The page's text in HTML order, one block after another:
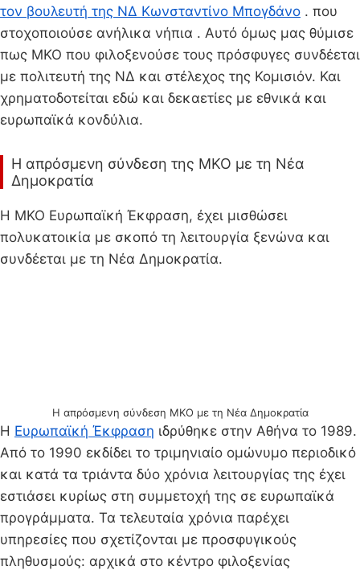
τον βουλευτή της ΝΔ Κωνσταντίνο Μπογδάνο . που
στοχοποιούσε ανήλικα νήπια . Αυτό όμως μας θύμισε
πως ΜΚΟ που φιλοξενούσε τους πρόσφυγες συνδέεται
με πολιτευτή της ΝΔ και στέλεχος της Κομισιόν. Και
χρηματοδοτείται εδώ και δεκαετίες με εθνικά και
ευρωπαϊκά κονδύλια.
Η απρόσμενη σύνδεση της ΜΚΟ με τη Νέα
Δημοκρατία
Η ΜΚΟ Ευρωπαϊκή Έκφραση, έχει μισθώσει
πολυκατοικία με σκοπό τη λειτουργία ξενώνα και
συνδέεται με τη Νέα Δημοκρατία.
Η απρόσμενη σύνδεση ΜΚΟ με τη Νέα Δημοκρατία
Η Ευρωπαϊκή Έκφραση ιδρύθηκε στην Αθήνα το 1989.
Από το 1990 εκδίδει το τριμηνιαίο ομώνυμο περιοδικό
και κατά τα τριάντα δύο χρόνια λειτουργίας της έχει
εστιάσει κυρίως στη συμμετοχή της σε ευρωπαϊκά
προγράμματα. Τα τελευταία χρόνια παρέχει
υπηρεσίες που σχετίζονται με προσφυγικούς
πληθυσμούς: αρχικά στο κέντρο φιλοξενίας